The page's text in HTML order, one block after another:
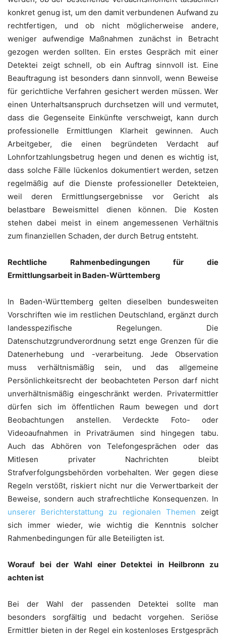
konkret genug ist, um den damit verbundenen Aufwand zu
rechtfertigen, und ob nicht möglicherweise andere,
weniger aufwendige Maßnahmen zunächst in Betracht
gezogen werden sollten. Ein erstes Gespräch mit einer
Detektei zeigt schnell, ob ein Auftrag sinnvoll ist. Eine
Beauftragung ist besonders dann sinnvoll, wenn Beweise
für gerichtliche Verfahren gesichert werden müssen. Wer
einen Unterhaltsanspruch durchsetzen will und vermutet,
dass die Gegenseite Einkünfte verschweigt, kann durch
professionelle Ermittlungen Klarheit gewinnen. Auch
Arbeitgeber, die einen begründeten Verdacht auf
Lohnfortzahlungsbetrug hegen und denen es wichtig ist,
dass solche Fälle lückenlos dokumentiert werden, setzen
regelmäßig auf die Dienste professioneller Detekteien,
weil deren Ermittlungsergebnisse vor Gericht als
belastbare Beweismittel dienen können. Die Kosten
stehen dabei meist in einem angemessenen Verhältnis
zum finanziellen Schaden, der durch Betrug entsteht.
Rechtliche Rahmenbedingungen für die
Ermittlungsarbeit in Baden-Württemberg
In Baden-Württemberg gelten dieselben bundesweiten
Vorschriften wie im restlichen Deutschland, ergänzt durch
landesspezifische Regelungen. Die
Datenschutzgrundverordnung setzt enge Grenzen für die
Datenerhebung und -verarbeitung. Jede Observation
muss verhältnismäßig sein, und das allgemeine
Persönlichkeitsrecht der beobachteten Person darf nicht
unverhältnismäßig eingeschränkt werden. Privatermittler
dürfen sich im öffentlichen Raum bewegen und dort
Beobachtungen anstellen. Verdeckte Foto- oder
Videoaufnahmen in Privaträumen sind hingegen tabu.
Auch das Abhören von Telefongesprächen oder das
Mitlesen privater Nachrichten bleibt
Strafverfolgungsbehörden vorbehalten. Wer gegen diese
Regeln verstößt, riskiert nicht nur die Verwertbarkeit der
Beweise, sondern auch strafrechtliche Konsequenzen. In
unserer Berichterstattung zu regionalen Themen zeigt
sich immer wieder, wie wichtig die Kenntnis solcher
Rahmenbedingungen für alle Beteiligten ist.
Worauf bei der Wahl einer Detektei in Heilbronn zu
achten ist
Bei der Wahl der passenden Detektei sollte man
besonders sorgfältig und bedacht vorgehen. Seriöse
Ermittler bieten in der Regel ein kostenloses Erstgespräch